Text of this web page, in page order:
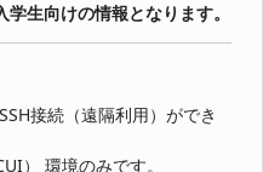
生向けの情報となります。
接続（遠隔利用）ができ
） 環境のみです。